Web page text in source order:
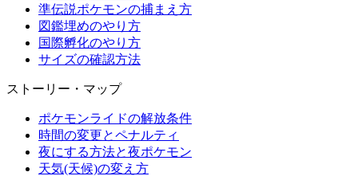
準伝説ポケモンの捕まえ方
図鑑埋めのやり方
国際孵化のやり方
サイズの確認方法
ストーリー・マップ
ポケモンライドの解放条件
時間の変更とペナルティ
夜にする方法と夜ポケモン
天気(天候)の変え方